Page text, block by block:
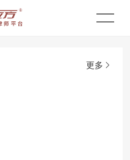
更多